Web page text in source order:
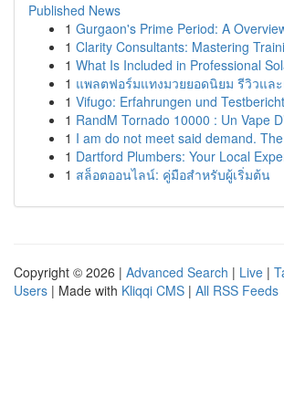
Published News
1 Gurgaon's Prime Period: A
1 Clarity Consultants: Mastering
1 What Is Included in Professional
1 แพลตฟอร์มแทงมวยยอดนิยม รีวิวและ
1 Vifugo: Erfahrungen und
1 RandM Tornado 10000 : Un Vape
1 I am do not meet said demand.
1 Dartford Plumbers: Your Local
1 สล็อตออนไลน์: คู่มือสำหรับผู้เริ่มต้น
Copyright © 2026 | Advanced Search | Live |
Users | Made with Kliqqi CMS | All RSS Feeds